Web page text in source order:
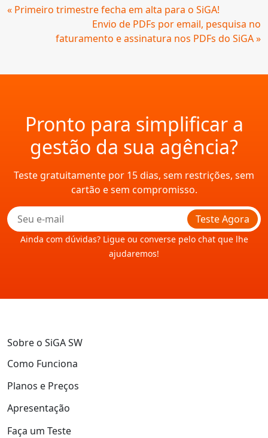
Continue
« Primeiro trimestre fecha em alta para o SiGA!
Envio de PDFs por email, pesquisa no
faturamento e assinatura nos PDFs do SiGA »
Pronto para simplificar a
gestão da sua agência?
Teste gratuitamente por 15 dias, sem restrições, sem
cartão e sem compromisso.
Teste Agora
Ainda com dúvidas? Ligue ou converse pelo chat que lhe
ajudaremos!
Sobre o SiGA SW
Como Funciona
Planos e Preços
Apresentação
Faça um Teste